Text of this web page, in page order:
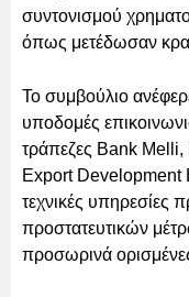
συντονισμού
όπως μετέδωσαν
Το συμβούλιο
υποδομές
τράπεζες Bank
Export Development
τεχνικές
προστατευτικών
προσωρινά ορισμένες